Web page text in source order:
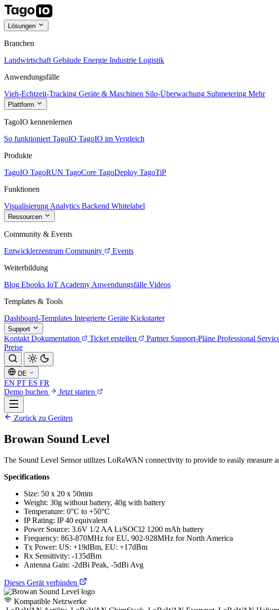
Lösungen
Branchen
Landwirtschaft Gebäude Energie Industrie Logistik
Anwendungsfälle
Vieh-Echtzeit-Tracking Geräte & Maschinen Silo-Überwachung Submetering Mehr
Plattform
TagoIO kennenlernen
So funktioniert TagoIO TagoIO im Vergleich
Produkte
TagoIO TagoRUN TagoCore TagoDeploy TagoTiP
Funktionen
Visualisierung Analytics Backend Whitelabel
Ressourcen
Community & Events
Entwicklerzentrum Community
Events
Weiterbildung
Blog Ebooks IoT Academy Anwendungsfälle Videos
Templates & Tools
Dashboard-Templates Integrierte Geräte Kickstarter
Support
Kontakt Dokumentation Ticket erstellen Partner Support-Pläne Professional
Preise
DE
EN PT ES FR
Demo buchen
Jetzt starten
Zurück zu Geräten
Browan Sound Level
The Sound Level Sensor utilizes LoRaWAN connectivity to provide to easily
Specifications
Size: 50 x 20 x 50mm
Weight: 30g without battery, 40g with battery
Temperature: 0°C to +50°C
IP Rating: IP 40 equivalent
Power Source: 3.6V 1/2 AA Li/SOCl2 1200 mAh battery
Frequency: 863-870MHz for EU, 902-928MHz for North America
Tx Power: US: +19dBm, EU: +17dBm
Rx Sensitivity: -135dBm
Antenna Gain: -2dBi Peak, -5dBi Avg
Dieses Gerät verbinden
Kompatible Netzwerke